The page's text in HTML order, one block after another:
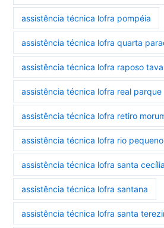
assistência técnica lofra pompéia
assistência técnica lofra quarta
assistência técnica lofra raposo
assistência técnica lofra real parque
assistência técnica lofra retiro
assistência técnica lofra rio pequeno
assistência técnica lofra santa cecília
assistência técnica lofra santana
assistência técnica lofra santa